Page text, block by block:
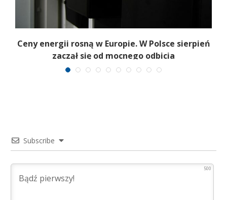
Ceny energii rosną w Europie. W Polsce sierpień
zaczął się od mocnego odbicia
Subscribe
500